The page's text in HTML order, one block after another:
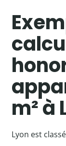
m² à
Lyon est